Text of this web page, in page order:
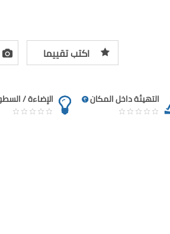
اكتب تقييما
التهيئة داخل المكان الإضاءة /